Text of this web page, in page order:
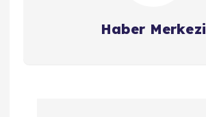
Haber Merkezi